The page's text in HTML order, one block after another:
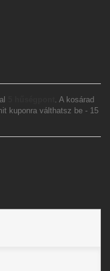
. A kosárad
kuponra válthatsz be - 15